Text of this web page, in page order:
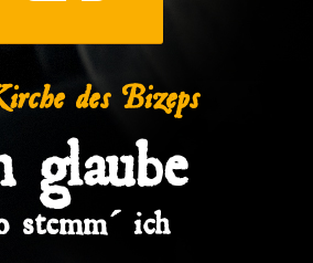
des Bizeps
glaube
stemm´ ich